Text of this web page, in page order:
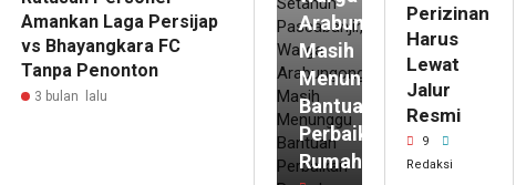
Amankan Laga Persijap
vs Bhayangkara FC
Tanpa Penonton
3 bulan lalu
Arabungong
Masih
Menunggu
Bantuan
Perbaikan
Rumah
Perizinan
Harus
Lewat
Jalur
Resmi
9
Redaksi